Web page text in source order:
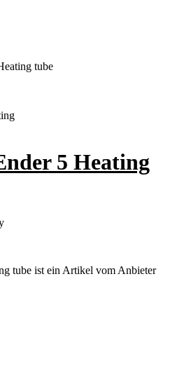
tube
5 Heating
tube ist ein Artikel vom Anbieter